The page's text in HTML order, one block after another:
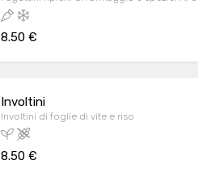
8.50 €
Involtini
Involtini di foglie di vite e riso
8.50 €